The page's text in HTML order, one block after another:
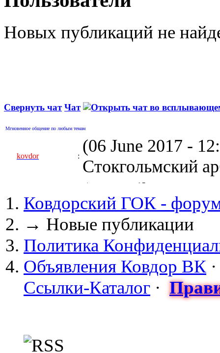
Новых публикаций не
Свернуть чат Чат
Мгновенное общение по любым темам
kovdor :
(06 June 2017 -
Стокгольмский
kovdor
(05 April 2017 -
пустили
Сизонов Андрей :
(04 March 2017 -
майдан?
cont.ws/
kovdor
Ковдорский ГОК -
→ Новые публикации
Политика
Объявления Ковдор ВК
Ссылки-Каталог ·